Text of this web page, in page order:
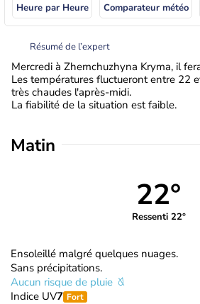
Heure par Heure Comparateur météo
Résumé de l’expert
Mercredi à Zhemchuzhyna Kryma, il
Les températures fluctueront entre 22
très chaudes l'après-midi.
La fiabilité de la situation est faible.
Matin
22°
Ressenti 22°
Ensoleillé malgré quelques nuages.
Sans précipitations.
Aucun risque de pluie
Indice UV7 Fort